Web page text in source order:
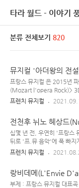
타라 월드 - 이야기
분류 전체보기 820
뮤지컬 '아더왕의 전
랑스식 막장
프랑스 뮤지컬 은 2015년
(Mozart l'opera Rock)>
았던 정성복 감독이 또 작업
모트 주연의 이 작품을 본
프.뮤 에서제일 중요한 등
직접적인 등장인물은 아니
가 '우서왕'이기에 Arthur를
프렌치 뮤지컬
전천후 뉘노 헤상드
(L'envie d'aimer) 감
십몇 년 전, 우연히 '프랑스
뒤로 '프.뮤 음악'에 푹 빠지
인이 된 이후론 '세월이 흘러
은 존재라 할 수 있다. 작년
데메(프랑스 3대 뮤지컬 중
프렌치 뮤지컬
랑비데메(L'Envie
'십계' 사랑하고 싶은
부제 : 프랑스 뮤지컬 대표